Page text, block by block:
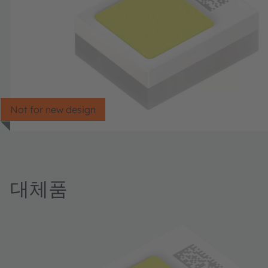
Not for new design
대체품